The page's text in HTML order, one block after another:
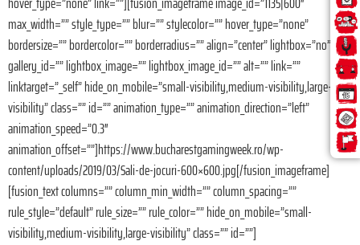
max_width=”” style_type=”” blur=”” stylecolor=”” hover_type=”none”
bordersize=”” bordercolor=”” borderradius=”” align=”center” lightbox=”no”
gallery_id=”” lightbox_image=”” lightbox_image_id=”” alt=”” link=””
linktarget=”_self” hide_on_mobile=”small-visibility,medium-visibility,large-
visibility” class=”” id=”” animation_type=”” animation_direction=”left”
animation_speed=”0.3″
animation_offset=””]https://www.bucharestgamingweek.ro/wp-
content/uploads/2019/03/Sali-de-jocuri-600×600.jpg[/fusion_imageframe]
[fusion_text columns=”” column_min_width=”” column_spacing=””
rule_style=”default” rule_size=”” rule_color=”” hide_on_mobile=”small-
visibility,medium-visibility,large-visibility” class=”” id=””]